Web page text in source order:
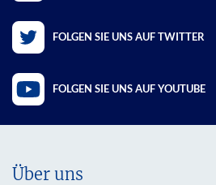
FOLGEN SIE UNS AUF TWITTER
FOLGEN SIE UNS AUF YOUTUBE
Über uns